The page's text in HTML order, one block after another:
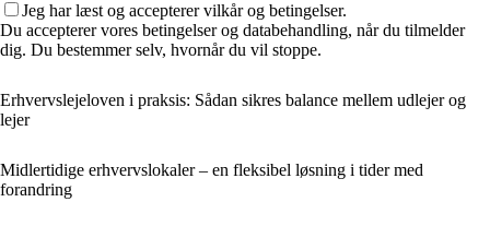
Jeg har læst og accepterer vilkår og betingelser.
Du accepterer vores betingelser og databehandling, når du tilmelder
dig. Du bestemmer selv, hvornår du vil stoppe.
Erhvervslejeloven i praksis: Sådan sikres balance mellem udlejer og
lejer
Midlertidige erhvervslokaler – en fleksibel løsning i tider med
forandring